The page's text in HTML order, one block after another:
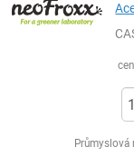
Průmyslová